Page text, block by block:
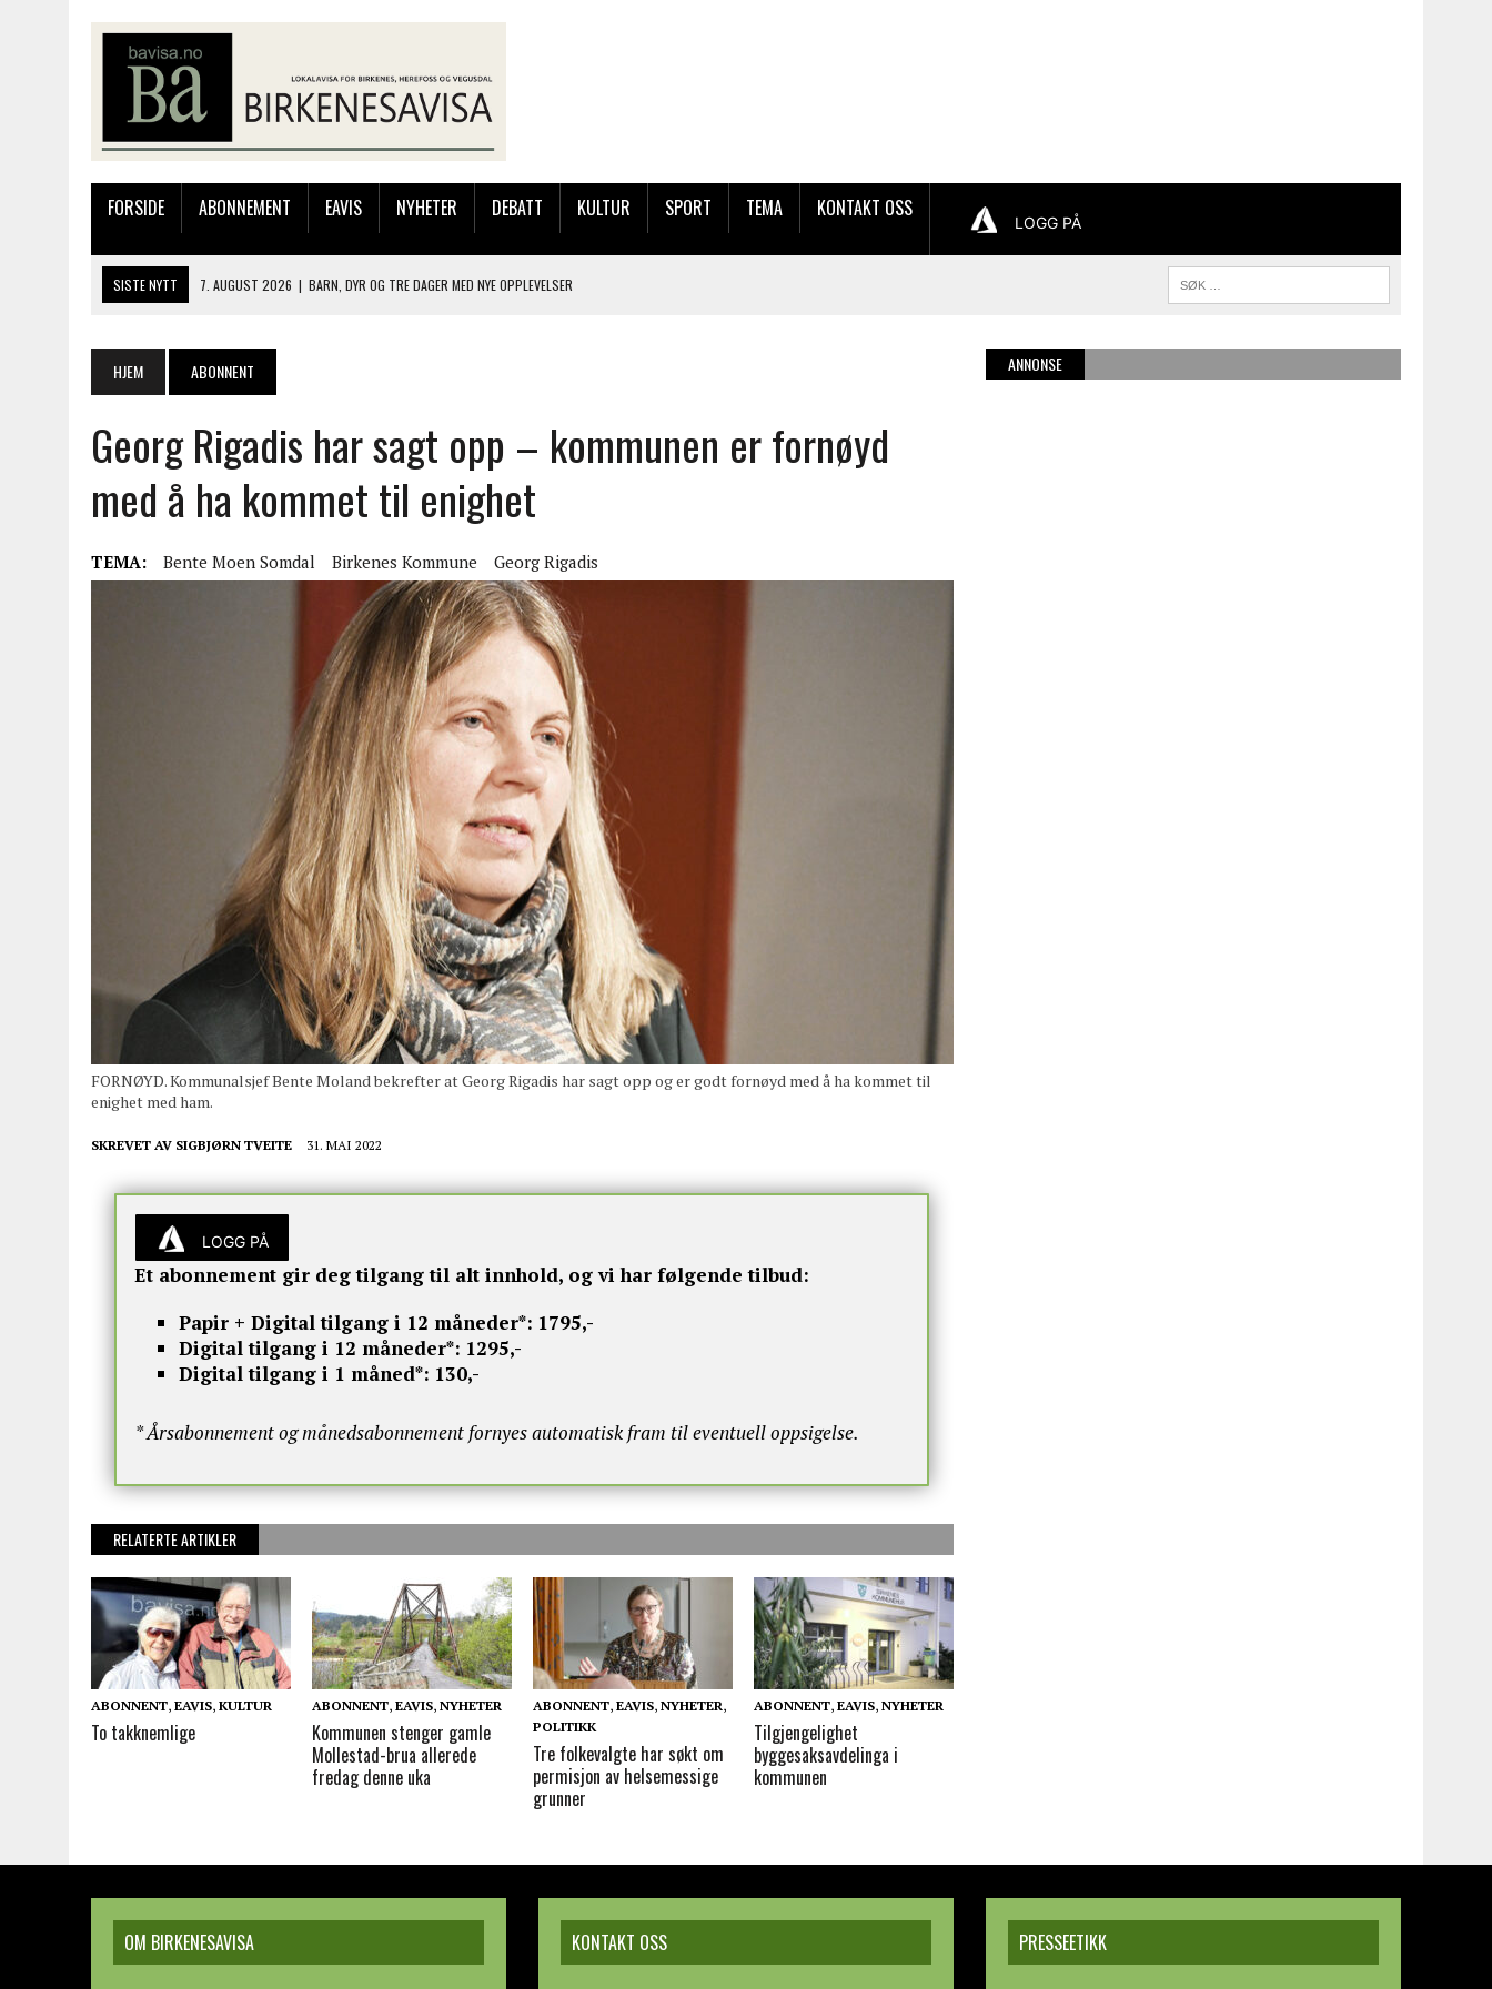
FORSIDE ABONNEMENT EAVIS NYHETER DEBATT KULTUR SPORT TEMA KONTAKT OSS
LOGG PÅ
SISTE NYTT 7. AUGUST 2026 | BARN, DYR OG TRE DAGER MED NYE OPPLEVELSER
6. AUGUST 2026 | BYGGING AV FLATBUNNINGER PÅ MUSEET
7. AUGUST 2026
FLYTTER PRODUKSJONEN TIL OSLO: FLERE MISTER JOBBEN VED SYNKRON MEDIA
HJEM ABONNENT
Georg Rigadis har sagt opp – kommunen er fornøyd
med å ha kommet til enighet
TEMA: Bente Moen Somdal Birkenes Kommune Georg Rigadis
FORNØYD. Kommunalsjef Bente Moland bekrefter at Georg Rigadis har sagt opp og er godt fornøyd med å ha kommet til
enighet med ham.
SKREVET AV SIGBJØRN TVEITE 31. MAI 2022
LOGG PÅ
Et abonnement gir deg tilgang til alt innhold, og vi har følgende tilbud:
Papir + Digital tilgang i 12 måneder*: 1795,-
Digital tilgang i 12 måneder*: 1295,-
Digital tilgang i 1 måned*: 130,-
* Årsabonnement og månedsabonnement fornyes automatisk fram til eventuell oppsigelse.
RELATERTE ARTIKLER
ABONNENT, EAVIS, KULTUR
To takknemlige
ABONNENT,EAVIS,NYHETER
Kommunen stenger gamle
Mollestad-brua allerede
fredag denne uka
ABONNENT,EAVIS,NYHETER,
POLITIKK
Tre folkevalgte har søkt om
permisjon av helsemessige
grunner
ABONNENT,EAVIS,NYHETER
Tilgjengelighet
byggesaksavdelinga i
kommunen
ANNONSE
OM BIRKENESAVISA KONTAKT OSS PRESSEETIKK